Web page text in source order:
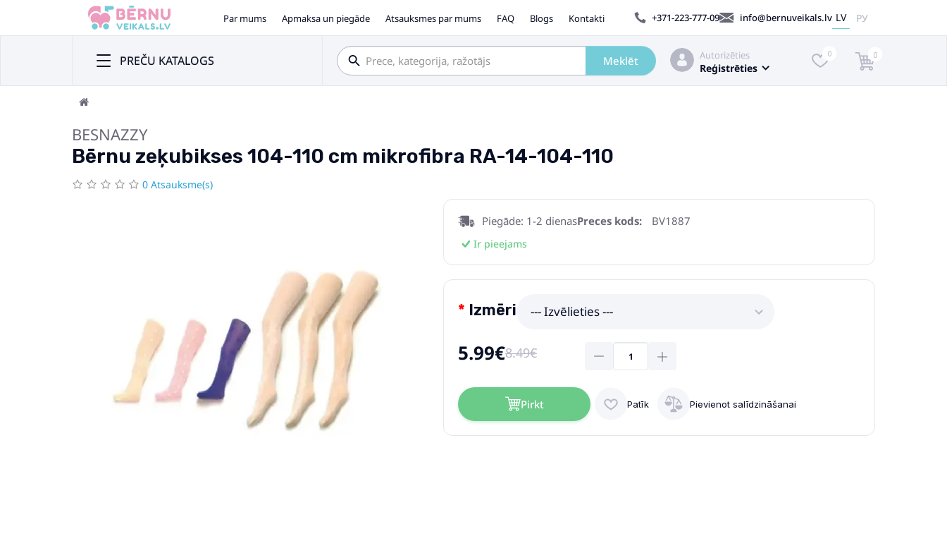
Par mums Apmaksa un piegāde Atsauksmes par mums FAQ Blogs Kontakti +371-223-777-09 info@bernuveikals.lv LV РУ
PREČU KATALOGS Meklēt Autorizēties
Reģistrēties
0 0
BESNAZZY
Bērnu zeķubikses 104-110 cm mikrofibra RA-14-104-110
0 Atsauksme(s)
Piegāde: 1-2 dienasPreces kods: BV1887
Ir pieejams
Izmēri --- Izvēlieties ---
5.99€8.49€
Pirkt Patīk Pievienot salīdzināšanai